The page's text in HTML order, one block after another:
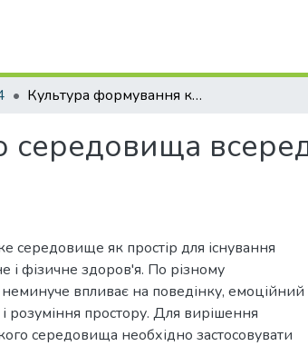
Культура формування комфортного середовища всередині історичних кварталів
середовище як простір для існування
і фізичне здоров'я. По різному
впливає на поведінку, емоційний
розуміння простору. Для вирішення
середовища необхідно застосовувати